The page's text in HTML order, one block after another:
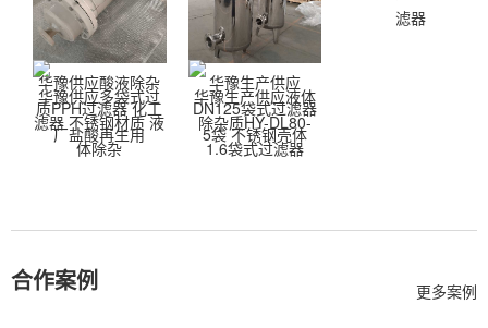
华豫供应酸液除杂
质PPH过滤器 化工
厂盐酸再生用
华豫生产供应
DN125袋式过滤器
5袋 不锈钢壳体
滤器
华豫供应多袋式过
滤器 不锈钢材质 液
体除杂
华豫生产供应液体
除杂质HY-DL80-
1.6袋式过滤器
更多案例
合作案例